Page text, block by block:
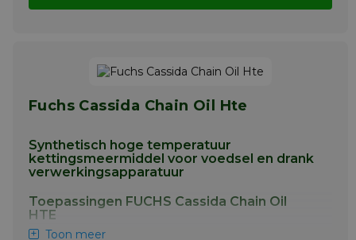
Fuchs Cassida Chain Oil Hte
Synthetisch hoge temperatuur
kettingsmeermiddel voor voedsel en drank
verwerkingsapparatuur
Toepassingen FUCHS Cassida Chain Oil
HTE
Toon meer